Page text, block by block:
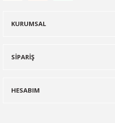
KURUMSAL
SİPARİŞ
HESABIM